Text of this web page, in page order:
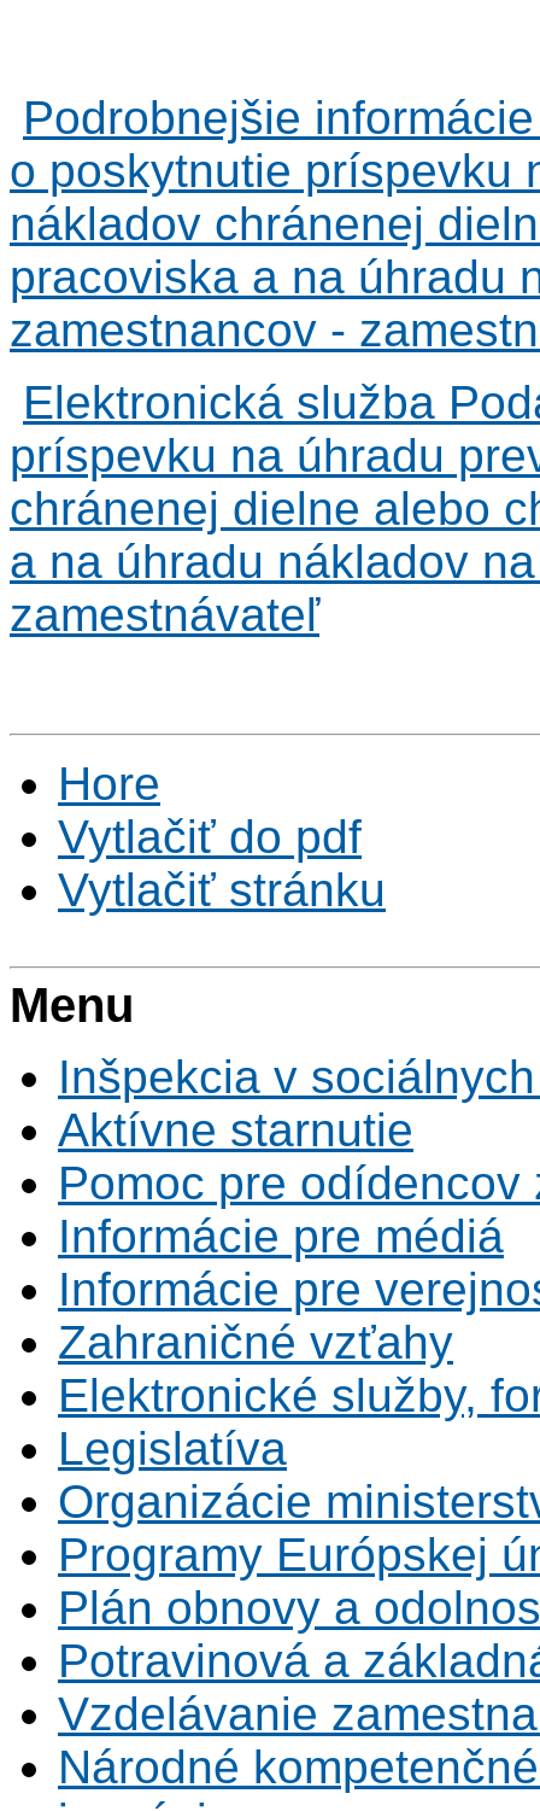
Podrobnejšie
o poskytnutie príspevku
nákladov chránenej
pracoviska a na úhradu
zamestnancov -
Elektronická služba
príspevku na úhradu
chránenej dielne alebo
a na úhradu nákladov
zamestnávateľ
Hore
Vytlačiť do pdf
Vytlačiť stránku
Menu
Inšpekcia v
Aktívne starnutie
Pomoc pre odídencov
Informácie pre médiá
Informácie pre
Zahraničné vzťahy
Elektronické služby,
Legislatíva
Organizácie
Programy Európskej
Plán obnovy a
Potravinová a
Vzdelávanie
Národné